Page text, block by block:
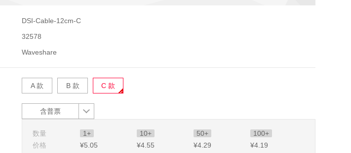
DSI-Cable-12cm-C
32578
Waveshare
A 款 B 款 C 款
含普票
数量 1+ 10+ 50+
100+
价格
¥5 .05 ¥4 .55 ¥4 .29 ¥4 .19